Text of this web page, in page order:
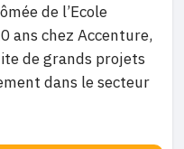
de l’Ecole
ans chez Accenture,
de grands projets
dans le secteur